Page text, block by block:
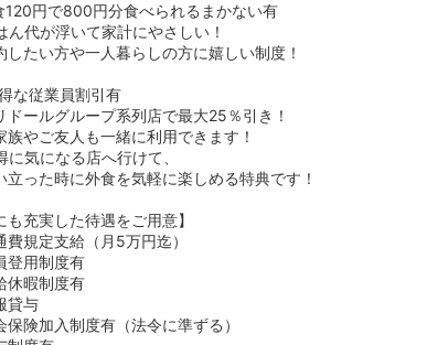
円で800円分食べられるまかない有
代が浮いて家計にやさしい！
たい方や一人暮らしの方に嬉しい制度！
な従業員割引有
ールグループ系列店で最大25％引き！
やご友人も一緒に利用できます！
気になる店へ行けて、
った時に外食を気軽に楽しめる特典です！
も充実した待遇をご用意】
費規定支給（月5万円迄）
登用制度有
休暇制度有
貸与
保険加入制度有（法令に準ずる）